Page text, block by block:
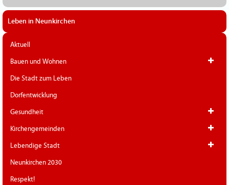
Leben in Neunkirchen
Aktuell
Bauen und Wohnen
Die Stadt zum Leben
Dorfentwicklung
Gesundheit
Kirchengemeinden
Lebendige Stadt
Neunkirchen 2030
Respekt!